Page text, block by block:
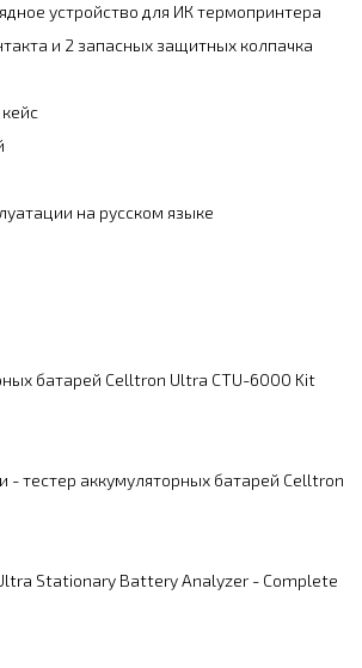
устройство для ИК термопринтера
и 2 запасных защитных колпачка
на русском языке
батарей Celltron Ultra CTU-6000 Kit
- тестер аккумуляторных батарей Celltron
Stationary Battery Analyzer - Complete